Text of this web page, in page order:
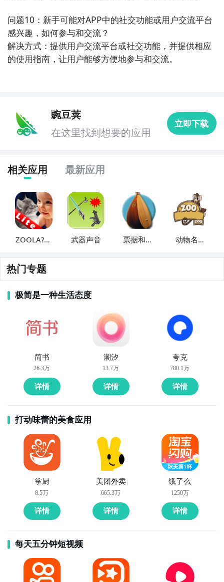
问题10：新手可能对APP中的社交功能或用户交流平台
感兴趣，如何参与和交流？
解决方式：提供用户交流平台或社交功能，并提供相应
的使用指南，让用户能够方便地参与和交流。
豌豆荚
在这里找到想要的应用
立即下载
相关应用 最新应用
ZOOLA?动
武器声音
票据和声
动物名称
热门专题
极简是一种生活态度
简书
26.3万
详情
潮汐
13.7万
详情
夸克
780.1万
详情
打动味蕾的美食应用
掌厨
8.5万
详情
美团外卖
665.3万
详情
饿了么
1250万
详情
每天五分钟短视频